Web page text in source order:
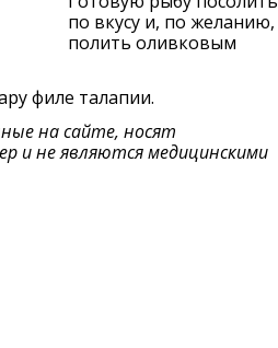
по вкусу и, по желанию,
полить оливковым
филе талапии.
на сайте, носят
и не являются медицинскими